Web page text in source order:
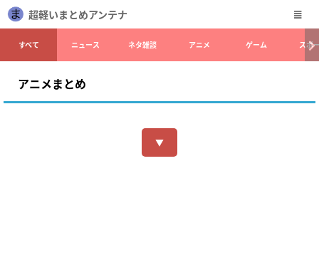
超軽いまとめアンテナ
すべて ニュース ネタ雑談 アニメ ゲーム スポ
アニメまとめ
▼